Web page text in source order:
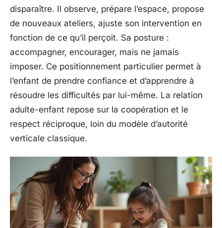
disparaître. Il observe, prépare l’espace, propose
de nouveaux ateliers, ajuste son intervention en
fonction de ce qu’il perçoit. Sa posture :
accompagner, encourager, mais ne jamais
imposer. Ce positionnement particulier permet à
l’enfant de prendre confiance et d’apprendre à
résoudre les difficultés par lui-même. La relation
adulte-enfant repose sur la coopération et le
respect réciproque, loin du modèle d’autorité
verticale classique.